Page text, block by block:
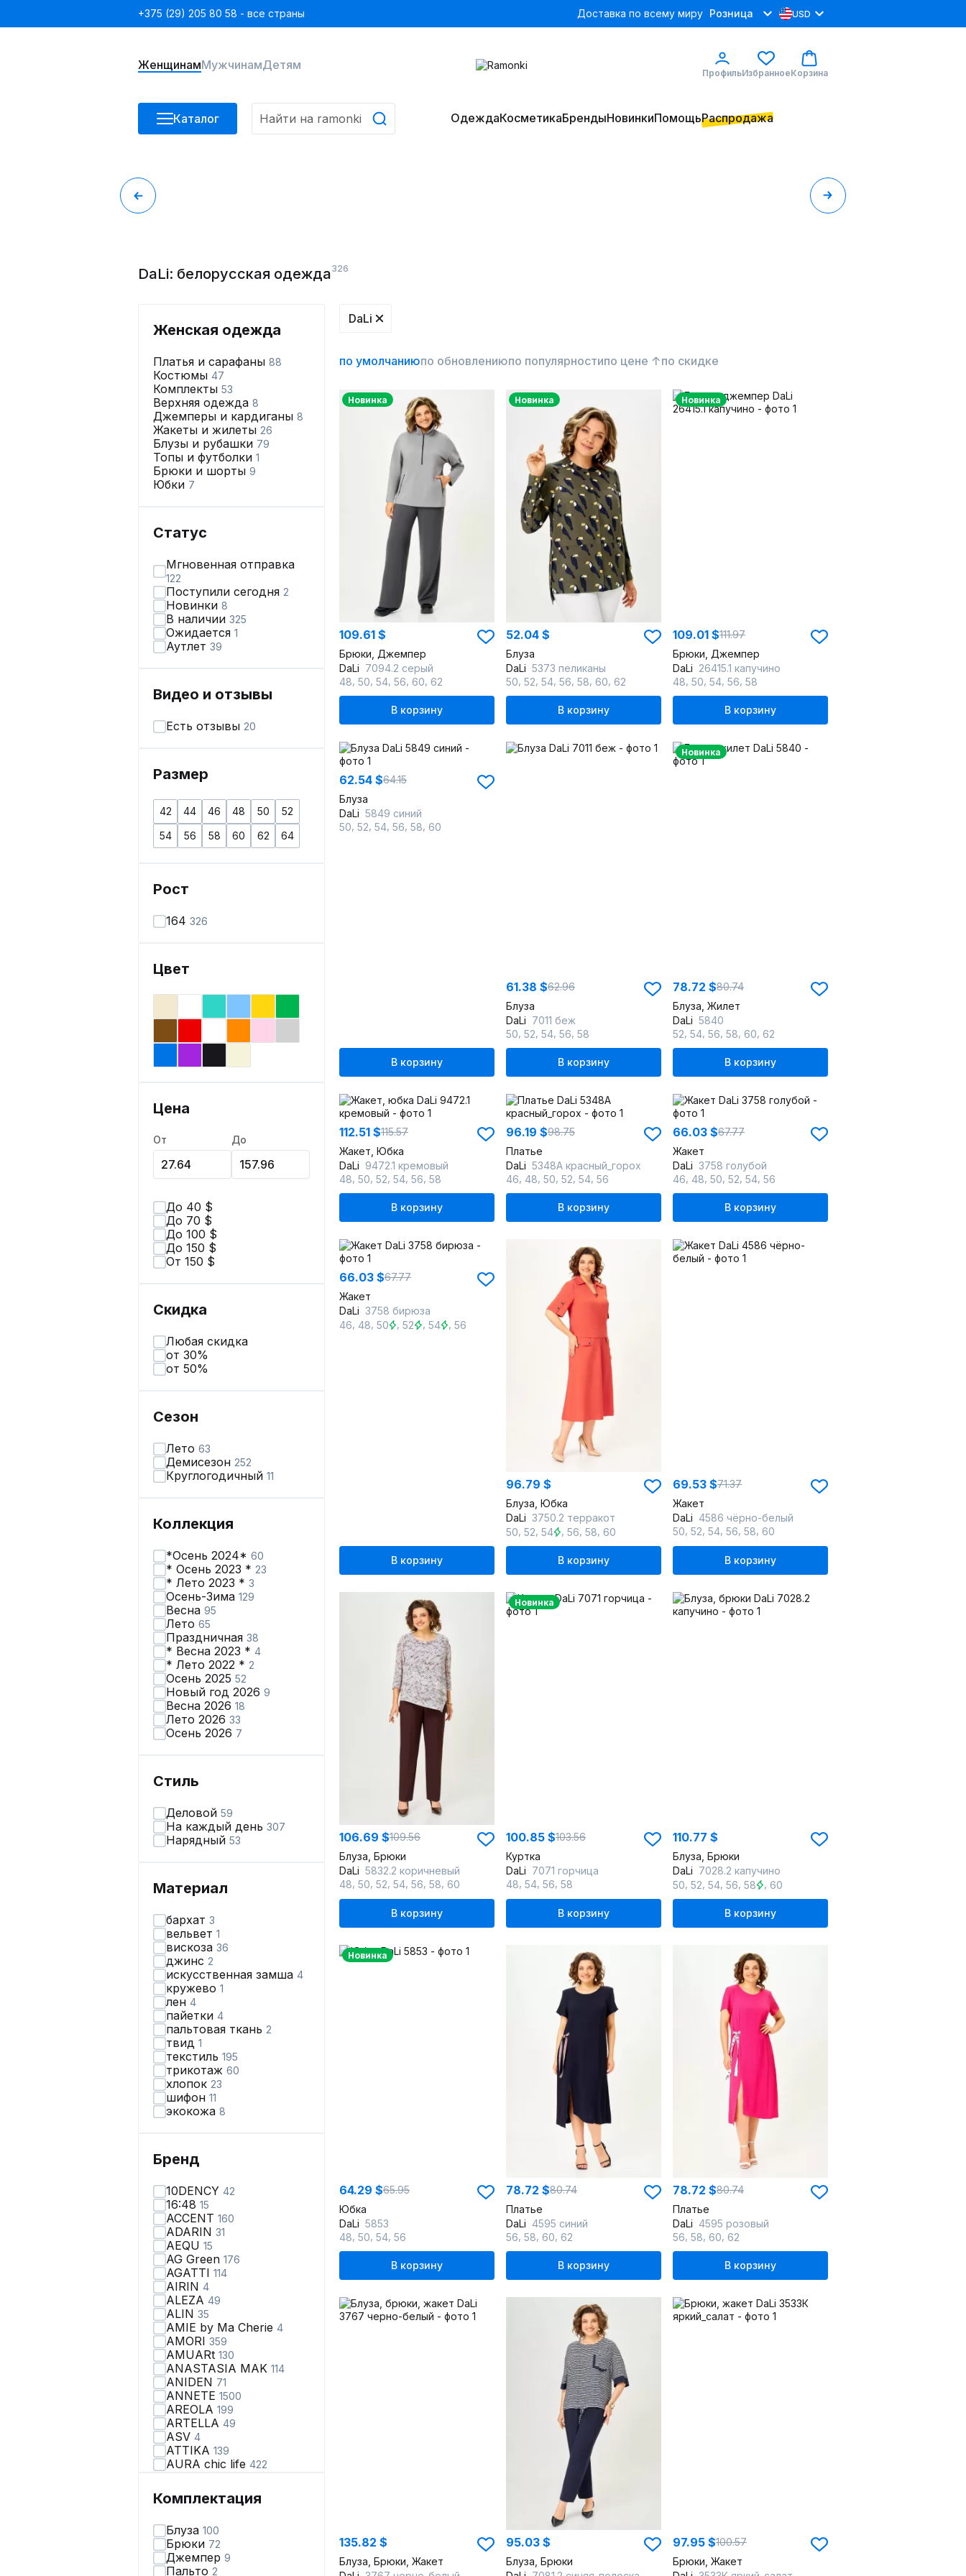
+375 (29) 205 80 58 - все страны Доставка по всему миру Розница USD
ЖенщинамМужчинамДетям
ПрофильИзбранноеКорзина
Каталог ОдеждаКосметикаБрендыНовинкиПомощьРаспродажа
DaLi: белорусская одежда326
Женская одежда
Платья и сарафаны 88
Костюмы 47
Комплекты 53
Верхняя одежда 8
Джемперы и кардиганы 8
Жакеты и жилеты 26
Блузы и рубашки 79
Топы и футболки 1
Брюки и шорты 9
Юбки 7
Статус
Мгновенная отправка
122
Поступили сегодня 2
Новинки 8
В наличии 325
Ожидается 1
Аутлет 39
Видео и отзывы
Есть отзывы 20
Размер
42 44 46 48 50
52
54
56 58 60 62 64
Рост
164 326
Цвет
Цена
От До
До 40 $
До 70 $
До 100 $
До 150 $
От 150 $
Скидка
Любая скидка
от 30%
от 50%
Сезон
Лето 63
Демисезон 252
Круглогодичный 11
Коллекция
*Осень 2024* 60
* Осень 2023 * 23
* Лето 2023 * 3
Осень-Зима 129
Весна 95
Лето 65
Праздничная 38
* Весна 2023 * 4
* Лето 2022 * 2
Осень 2025 52
Новый год 2026 9
Весна 2026 18
Лето 2026 33
Осень 2026 7
Стиль
Деловой 59
На каждый день 307
Нарядный 53
Материал
бархат 3
вельвет 1
вискоза 36
джинс 2
искусственная замша 4
кружево 1
лен 4
пайетки 4
пальтовая ткань 2
твид 1
текстиль 195
трикотаж 60
хлопок 23
шифон 11
экокожа 8
Бренд
10DENCY 42
16:48 15
ACCENT 160
ADARIN 31
AEQU 15
AG Green 176
AGATTI 114
AIRIN 4
ALEZA 49
ALIN 35
AMIE by Ma Сherie 4
AMORI 359
AMUARt 130
ANASTASIA MAK 114
ANIDEN 71
ANNETE 1500
AREOLA 199
ARTELLA 49
ASV 4
ATTIKA 139
AURA chic life 422
AVEEVA66
AXXA 67
Abbi110
Achosa40
Aira Style
Комплектация
Блуза 100
Брюки 72
Джемпер 9
Пальто 2
DaLi
по умолчаниюпо обновлениюпо популярностипо цене ↑по скидке
Новинка
109.61 $
Брюки, Джемпер
DaLi 7094.2 серый
48 50 54 56 60 62
В корзину
Новинка
52.04 $
Блуза
DaLi 5373 пеликаны
50 52 54 56 58 60 62
В корзину
Новинка
109.01 $111.97
Брюки, Джемпер
DaLi 26415.1 капучино
48 50 54 56 58
В корзину
62.54 $64.15
Блуза
DaLi 5849 синий
50 52 54 56 58 60
В корзину
61.38 $62.96
Блуза
DaLi 7011 беж
50 52 54 56 58
В корзину
Новинка
78.72 $80.74
Блуза, Жилет
DaLi 5840
52 54 56 58 60 62
В корзину
112.51 $115.57
Жакет, Юбка
DaLi 9472.1 кремовый
48 50 52 54 56 58
В корзину
96.19 $98.75
Платье
DaLi 5348А красный_горох
46 48 50 52 54 56
В корзину
66.03 $67.77
Жакет
DaLi 3758 голубой
46 48 50 52 54 56
В корзину
66.03 $67.77
Жакет
DaLi 3758 бирюза
46 48 50 ,52 54 56
В корзину
96.79 $
Блуза, Юбка
DaLi 3750.2 терракот
50 52 54 ,56 ,58 60
В корзину
69.53 $71.37
Жакет
DaLi 4586 чёрно-белый
50 52 54 56 58 60
В корзину
106.69 $109.56
Блуза, Брюки
DaLi 5832.2 коричневый
48 50 52 54 56 58 60
В корзину
Новинка
100.85 $103.56
Куртка
DaLi 7071 горчица
48 54 56 58
В корзину
110.77 $
Блуза, Брюки
DaLi 7028.2 капучино
50 52 54 56 58 60
В корзину
Новинка
64.29 $65.95
Юбка
DaLi 5853
48 50 54 56
В корзину
78.72 $80.74
Платье
DaLi 4595 синий
56 58 60 62
В корзину
78.72 $80.74
Платье
DaLi 4595 розовый
56 58 60 62
В корзину
135.82 $
Блуза, Брюки, Жакет
95.03 $
Блуза, Брюки
97.95 $100.57
Брюки, Жакет